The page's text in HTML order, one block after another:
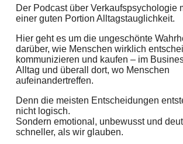
Der Podcast über Verkaufspsychologie
einer guten Portion Alltagstauglichkeit.
Hier geht es um die ungeschönte
darüber, wie Menschen wirklich
kommunizieren und kaufen – im
Alltag und überall dort, wo Menschen
aufeinandertreffen.
Denn die meisten Entscheidungen
nicht logisch.
Sondern emotional, unbewusst und
schneller, als wir glauben.